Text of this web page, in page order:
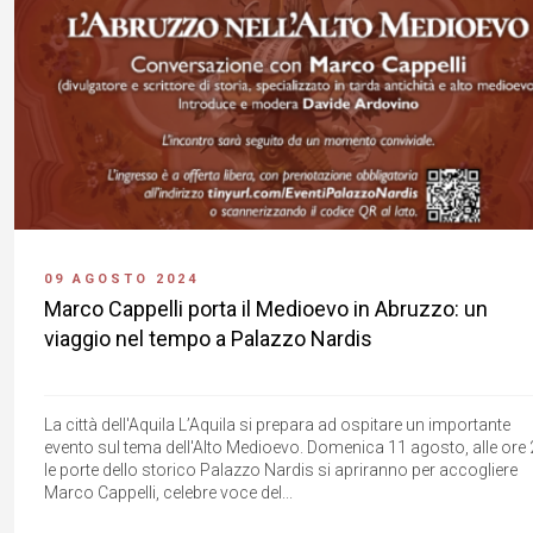
09 AGOSTO 2024
Marco Cappelli porta il Medioevo in Abruzzo: un
viaggio nel tempo a Palazzo Nardis
La città dell'Aquila L’Aquila si prepara ad ospitare un importante
evento sul tema dell'Alto Medioevo. Domenica 11 agosto, alle ore
le porte dello storico Palazzo Nardis si apriranno per accogliere
Marco Cappelli, celebre voce del...